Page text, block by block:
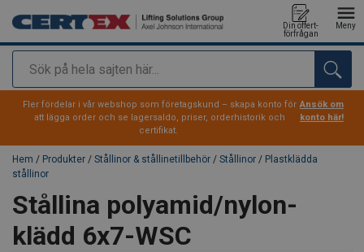
Sök
Din offert-
förfrågan
Meny
tillagd i varukorg
Fler fördelar i vår webshop som företagskund – skapa konto för
att lägga order och se lagersaldo, priser, orderhistorik och
certifikat.
Ansök om
konto här!
Hem / Produkter / Stållinor & stållinetillbehör / Stållinor / Plastklädda
stållinor
Stållina polyamid/nylon-
klädd 6x7-WSC